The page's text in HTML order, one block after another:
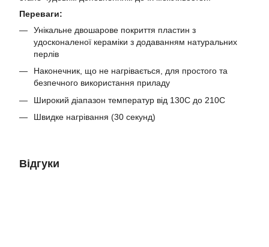
Переваги:
Унікальне двошарове покриття пластин з
удосконаленої кераміки з додаванням натуральних
перлів
Наконечник, що не нагрівається, для простого та
безпечного використання приладу
Широкий діапазон температур від 130С до 210С
Швидке нагрівання (30 секунд)
Відгуки